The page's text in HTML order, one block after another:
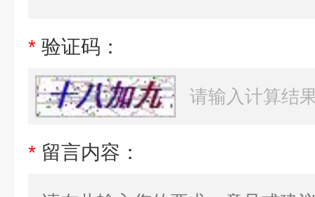
* 验证码：
* 留言内容：